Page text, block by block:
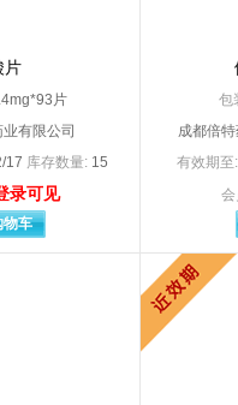
北京三元基因药业股份有限公司（原名：北京三元基因工程有限公司
康药业有限公司
安药业有限公司
堂股份有限公司同仁堂制药厂
堂天然药物（唐山）有限公司
生物药业股份有限公司
片
片
有限公司
17 库存数量: 15
录可见
物车
包
成都倍
有效期至:
会